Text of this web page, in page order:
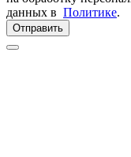
данных в Политике.
Отправить